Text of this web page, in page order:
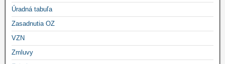
Úradná tabuľa
Zasadnutia OZ
VZN
Zmluvy